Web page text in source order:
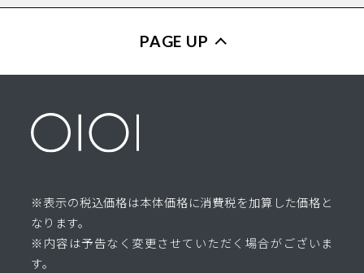
PAGE UP
※表示の税込価格は本体価格に消費税を加算した価格と
なります。
※内容は予告なく変更させていただく場合がございま
す。